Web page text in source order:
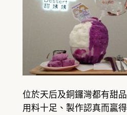
位於天后及銅鑼灣都有甜
用料十足、製作認真而贏